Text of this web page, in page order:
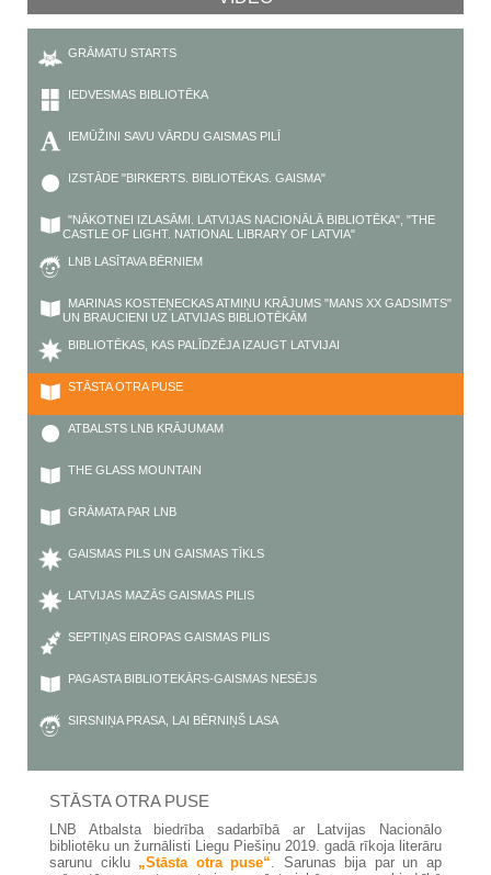
GRĀMATU STARTS
IEDVESMAS BIBLIOTĒKA
IEMŪŽINI SAVU VĀRDU GAISMAS PILĪ
IZSTĀDE "BIRKERTS. BIBLIOTĒKAS. GAISMA"
"NĀKOTNEI IZLASĀMI. LATVIJAS NACIONĀLĀ BIBLIOTĒKA", "THE
CASTLE OF LIGHT. NATIONAL LIBRARY OF LATVIA"
LNB LASĪTAVA BĒRNIEM
MARINAS KOSTEŅECKAS ATMIŅU KRĀJUMS "MANS XX GADSIMTS"
UN BRAUCIENI UZ LATVIJAS BIBLIOTĒKĀM
BIBLIOTĒKAS, KAS PALĪDZĒJA IZAUGT LATVIJAI
STĀSTA OTRA PUSE
ATBALSTS LNB KRĀJUMAM
THE GLASS MOUNTAIN
GRĀMATA PAR LNB
GAISMAS PILS UN GAISMAS TĪKLS
LATVIJAS MAZĀS GAISMAS PILIS
SEPTIŅAS EIROPAS GAISMAS PILIS
PAGASTA BIBLIOTEKĀRS-GAISMAS NESĒJS
SIRSNIŅA PRASA, LAI BĒRNIŅŠ LASA
STĀSTA OTRA PUSE
LNB Atbalsta biedrība sadarbībā ar Latvijas Nacionālo
bibliotēku un žurnālisti Liegu Piešiņu 2019. gadā rīkoja literāru
sarunu ciklu „Stāsta otra puse“ . Sarunas bija par un ap